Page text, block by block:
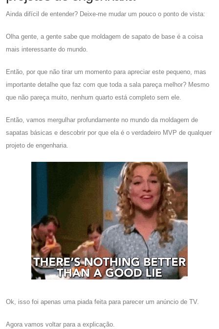
Ainda difícil de entender? Deixe-me mudar um pouco o ponto de vista:
Olha gente, a gente sabe que moldagem de sapato de base é a coisa
mais interessante do mundo.
Então, por que não tirar um momento para apreciar este pequeno, mas
importante detalhe que faz com que toda a sala pareça melhor? Mesmo
que não pareça muito, nenhum quarto está completo sem ele.
Então, vamos mergulhar profundamente no mundo da moldagem de
sapatas básicas e descobrir por que ela é o verdadeiro MVP de qualquer
projeto de engenharia.
Ok, isso foi apenas uma piada feita para parecer um anúncio de TV.
Agora vamos voltar para a explicação.